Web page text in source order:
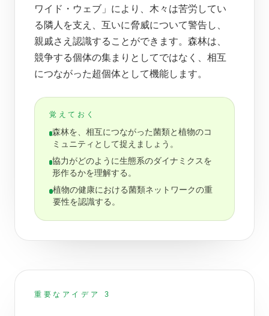
ワイド・ウェブ」により、木々は苦労してい
る隣人を支え、互いに脅威について警告し、
親戚さえ認識することができます。森林は、
競争する個体の集まりとしてではなく、相互
につながった超個体として機能します。
覚えておく
森林を、相互につながった菌類と植物のコ
ミュニティとして捉えましょう。
協力がどのように生態系のダイナミクスを
形作るかを理解する。
植物の健康における菌類ネットワークの重
要性を認識する。
重要なアイデア 3